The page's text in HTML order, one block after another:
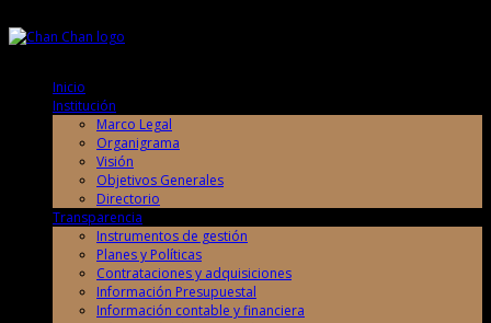
Inicio
Institución
Marco Legal
Organigrama
Visión
Objetivos Generales
Directorio
Transparencia
Instrumentos de gestión
Planes y Políticas
Contrataciones y adquisiciones
Información Presupuestal
Información contable y financiera